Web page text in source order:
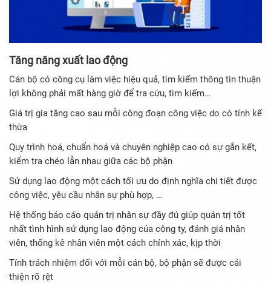
Tăng năng xuất lao động
Cán bộ có công cụ làm việc hiệu quả, tìm kiếm thông tin thuận
lợi không phải mất hàng giờ để tra cứu, tìm kiếm…
Giá trị gia tăng cao sau mỗi công đoạn công việc do có tính kế
thừa
Quy trình hoá, chuẩn hoá và chuyên nghiệp cao có sự gắn kết,
kiểm tra chéo lẫn nhau giữa các bộ phận
Sử dụng lao động một cách tối ưu do định nghĩa chi tiết được
công việc, yêu cầu nhân sự phù hợp, …
Hệ thống báo cáo quản trị nhân sự đầy đủ giúp quản trị tốt
nhất tình hình sử dụng lao động của công ty, đánh giá nhân
viên, thống kê nhân viên một cách chính xác, kịp thời
Tính trách nhiệm đối với mỗi cán bộ, bộ phận sẽ được cải
thiện rõ rệt